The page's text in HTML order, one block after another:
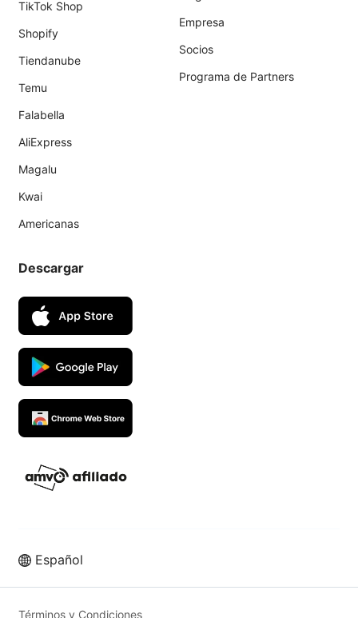
Vende más en los mejores
TikTok Shop
Shopify
Tiendanube
Temu
Falabella
AliExpress
Magalu
Kwai
Americanas
Empresa
Socios
Programa de Partners
Descargar
Español
Términos y Condiciones